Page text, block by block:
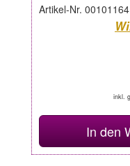
Artikel-Nr. 00101164
inkl.
In den